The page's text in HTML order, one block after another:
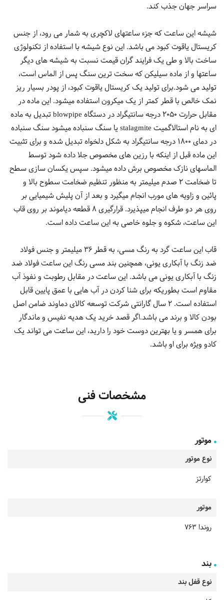
سراسر جهان جذب کند.
شیشه این ساعت که جزء ساعتهای لاکچری به شمار می رود، از جنس
کریستال یاقوت کبود می باشد. این نوع شیشه با استفاده از تکنولوژی
ساخت بالا و طی یک فرایند گران قیمت نسبت به شیشه های دیگر
ساعتها و از ماده سیلیکن که سخت ترین سنگ پس از الماس است،
تولید می شود.برای تولید یک کریستال یاقوت کبود، از پودر بسیار ریز
نمک خالص با قطر کمتر از یک میکرون استفاده میشود. این ماده در
مقابل حرارت 2050 درجه سانتیگراد در دستگاه blowpipe تبدیل به ماده
ای به نام استالاگمیت stalagmite یا سنگ سنباده میشود سنگ سنباده
در دمای 1800 درجه سانتیگراد به شکل دلخواه تبدیل شده و برای تثبیت
این ماده قبل از اینکه با رزین های مخصوص جلا داده شود توسط
الماسهای نازک مخصوص برش داده میشود. سپس یکسان سازی سطح
تا ضخامت 2 صدم میلیمتر به منظور تنظیم ضخامت سطوح بالا و
پائین و زاویه های مورب انجام میگیرد و بعد از آن پلیش شیمیایی بر
روی هر دو طرف انجام میپذیرد. قرارگیری 8 قطعه دیاموند بر روی قاب
این ساعت، شکوه و جلوه خاصی به این ساعت داده است.
قاب این ساعت گرد به رنگ مسی، به قطر 36 میلیمتر و جنس فولاد
ضد زنگ با آبکاری یونی، همچنین بند مسی رنگ این ساعت فولاد ضد
زنگ با آبکاری یونی می باشد. این ساعت در مقابل رطوبت و نفوذ آب
مقاوم است بطوریکه برای شنا کردن در آب هایی با عمق پایین قابل
استفاده است. 2 سال گارانتی شرکت توسعه کالای دماوند ضامن اصل
بودن کالا و برند می باشد.اگر قصد خرید یک هدیه نفیس و ماندگار
برای همسر و یا بهترین دوست خود را دارید، این ساعت می تواند یک
کادو ویژه برای او باشد.
مشخصات فنی
موتور
نوع موتور
کوارتز
موتور
روندا 763
بند
نوع قفل بند